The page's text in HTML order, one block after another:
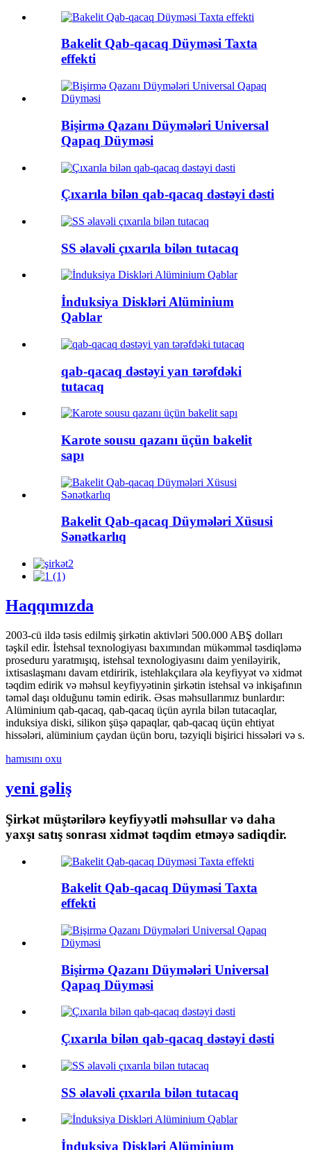
Bakelit Qab-qacaq Düyməsi Taxta
effekti
Bişirmə Qazanı Düymələri Universal
Qapaq Düyməsi
Çıxarıla bilən qab-qacaq dəstəyi dəsti
SS əlavəli çıxarıla bilən tutacaq
İnduksiya Diskləri Alüminium
Qablar
qab-qacaq dəstəyi yan tərəfdəki
tutacaq
Karote sousu qazanı üçün bakelit
sapı
Bakelit Qab-qacaq Düymələri Xüsusi
Sənətkarlıq
Haqqımızda
2003-cü ildə təsis edilmiş şirkətin aktivləri 500.000 ABŞ dolları
təşkil edir. İstehsal texnologiyası baxımından mükəmməl təsdiqləmə
proseduru yaratmışıq, istehsal texnologiyasını daim yeniləyirik,
ixtisaslaşmanı davam etdiririk, istehlakçılara əla keyfiyyət və xidmət
təqdim edirik və məhsul keyfiyyətinin şirkətin istehsal və inkişafının
təməl daşı olduğunu təmin edirik. Əsas məhsullarımız bunlardır:
Alüminium qab-qacaq, qab-qacaq üçün ayrıla bilən tutacaqlar,
induksiya diski, silikon şüşə qapaqlar, qab-qacaq üçün ehtiyat
hissələri, alüminium çaydan üçün boru, təzyiqli bişirici hissələri və s.
hamısını oxu
yeni gəliş
Şirkət müştərilərə keyfiyyətli məhsullar və daha
yaxşı satış sonrası xidmət təqdim etməyə sadiqdir.
Bakelit Qab-qacaq Düyməsi Taxta
effekti
Bişirmə Qazanı Düymələri Universal
Qapaq Düyməsi
Çıxarıla bilən qab-qacaq dəstəyi dəsti
SS əlavəli çıxarıla bilən tutacaq
İnduksiya Diskləri Alüminium